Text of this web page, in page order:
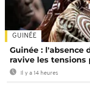
GUINÉE
Guinée : l'absence
ravive les tensions
Il y a 14 heures